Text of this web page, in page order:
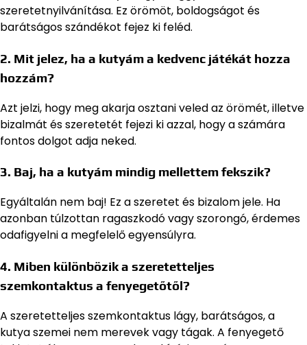
szeretetnyilvánítása. Ez örömöt, boldogságot és
barátságos szándékot fejez ki feléd.
2. Mit jelez, ha a kutyám a kedvenc játékát hozza
hozzám?
Azt jelzi, hogy meg akarja osztani veled az örömét, illetve
bizalmát és szeretetét fejezi ki azzal, hogy a számára
fontos dolgot adja neked.
3. Baj, ha a kutyám mindig mellettem fekszik?
Egyáltalán nem baj! Ez a szeretet és bizalom jele. Ha
azonban túlzottan ragaszkodó vagy szorongó, érdemes
odafigyelni a megfelelő egyensúlyra.
4. Miben különbözik a szeretetteljes
szemkontaktus a fenyegetőtől?
A szeretetteljes szemkontaktus lágy, barátságos, a
kutya szemei nem merevek vagy tágak. A fenyegető